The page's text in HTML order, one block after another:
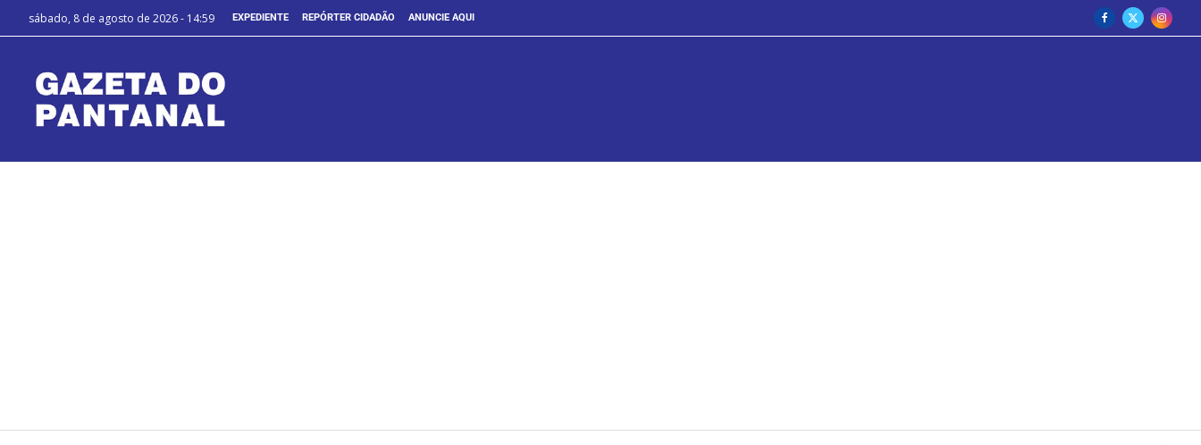
sábado, 8 de agosto de 2026 - 14:59 EXPEDIENTE REPÓRTER CIDADÃO ANUNCIE AQUI